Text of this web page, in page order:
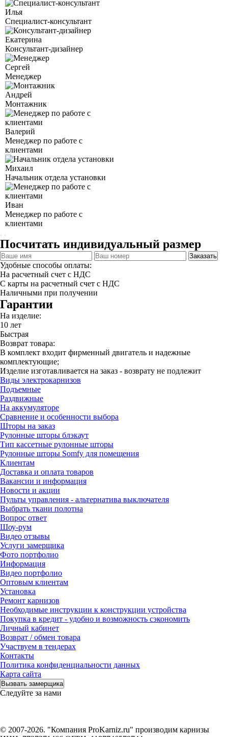
Илья
Специалист-консультант
Екатерина
Консультант-дизайнер
Сергей
Менеджер
Андрей
Монтажник
Валерий
Менеджер по работе с
клиентами
Михаил
Начальник отдела установки
Иван
Менеджер по работе с
клиентами
Посчитать индивидуальный размер
Заказать
Удобные способы оплаты:
На расчетный счет с НДС
С карты на расчетный счет с НДС
Наличными при получении
Гарантии
На изделие:
10 лет
Быстрая
Возврат товара:
В комплект входит фирменный двигатель и надежные
комплектующие;
Изделие изготавливается на заказ - возврату не подлежит
Виды электрокарнизов
Подъемные
Раздвижные
На аккумуляторе
Сравнение и особенности выбора
Шторы на заказ
Рулонные шторы блэкаут
Тип кассетные рулонные шторы
Рулонные шторы Somfy для помещения
Клиентам
Доставка и оплата товаров
Вакансии и информация
Новости и акции
Пульты управления - альтернатива выключателя
Выбрать ткани полотна
Вопрос ответ
Шоу-рум
Видео отзывы
Услуги замерщика
Фото портфолио
Информация
Видео портфолио
Оптовым клиентам
Установка
Ремонт карнизов
Необходимые инструкции к конструкции устройства
Покупка в кредит - удобно и возможность сэкономить
Личный кабинет
Возврат / обмен товара
Участвуем в тендерах
Контакты
Политика конфиденциальности данных
Карта сайта
Вызвать замерщика
Следуйте за нами
© 2007-2026. "Компания ProKarniz.ru" производим карнизы